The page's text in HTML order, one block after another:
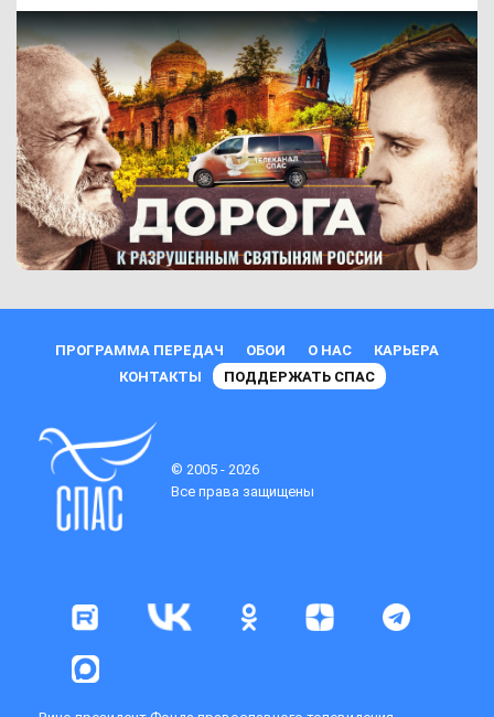
ПРОГРАММА ПЕРЕДАЧ ОБОИ О НАС
КАРЬЕРА
КОНТАКТЫ
ПОДДЕРЖАТЬ СПАС
© 2005 - 2026
Все права защищены